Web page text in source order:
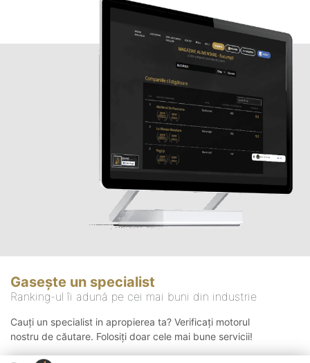
Gasește un specialist
Ranking-ul îi adună pe cei mai buni din industrie
Cauți un specialist in apropierea ta? Verificați motorul
nostru de căutare. Folosiți doar cele mai bune servicii!